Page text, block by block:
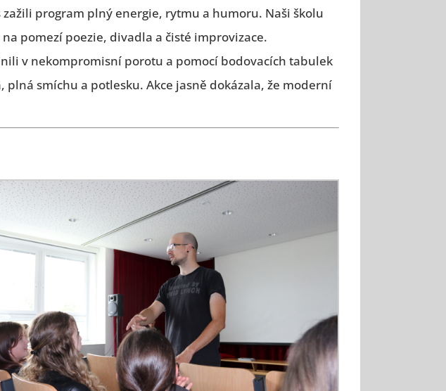
program plný energie, rytmu a humoru. Naši školu
pomezí poezie, divadla a čisté improvizace.
v nekompromisní porotu a pomocí bodovacích tabulek
smíchu a potlesku. Akce jasně dokázala, že moderní